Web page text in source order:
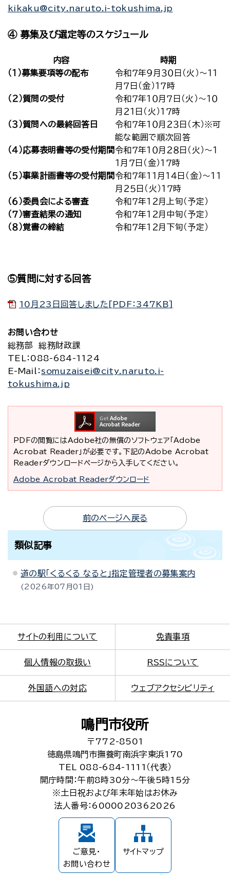
kikaku@city.naruto.i-tokushima.jp
④ 募集及び選定等のスケジュール
内容
時期
（１）募集要項等の配布
令和７年９月３０日（火）～１１
月７日（金）１７時
（２）質問の受付
令和７年１０月７日（火）～１０
月２１日（火）１７時
（３）質問への最終回答日
令和７年１０月２３日（木）※可
能な範囲で順次回答
（４）応募表明書等の受付期間 令和７年１０月２８日（火）～１
１月７日（金）１７時
（５）事業計画書等の受付期間 令和７年１１月１４日（金）～１１
月２５日（火）１７時
（６）委員会による審査
令和７年１２月上旬（予定）
（７）審査結果の通知
令和７年１２月中旬（予定）
（８）覚書の締結
令和７年１２月下旬（予定）
⑤質問に対する回答
10月23日回答しました[PDF：347KB]
お問い合わせ
総務部 総務財政課
TEL
：088-684-1124
E-Mail
： somuzaisei@city.naruto.i-
tokushima.jp
PDFの閲覧にはAdobe社の無償のソフトウェア「Adobe
Acrobat Reader」が必要です。下記のAdobe Acrobat
Readerダウンロードページから入手してください。
Adobe Acrobat Readerダウンロード
前のページへ戻る
類似記事
道の駅「くるくる なると」指定管理者の募集案内
2026年07月01日
サイトの利用について 免責事項
個人情報の取扱い RSSについて
外国語への対応 ウェブアクセシビリティ
鳴門市役所
〒772-8501
徳島県鳴門市撫養町南浜字東浜170
TEL 088-684-1111（代表）
開庁時間：午前8時30分～午後5時15分
※土日祝および年末年始はお休み
法人番号：6000020362026
ご意見・
お問い合わせ
サイトマップ